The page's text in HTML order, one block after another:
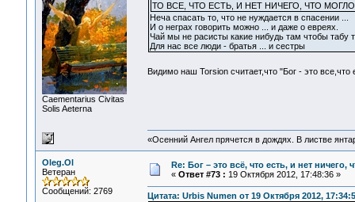
Сaementarius Civitas
Solis Aeterna
ТО ВСЕ, ЧТО ЕСТЬ, И НЕТ НИЧЕГО, ЧТО
Неча спасать то, что не нуждается в спасении ...
И о неграх говорить можно ... и даже о евреях.
Чай мы не расисты какие нибудь там чтобы табу
Для нас все люди - братья ... и сестры
Видимо наш Torsion считает,что "Бог - это
«Осенний Ангел прячется в дождях. В листве
Oleg.Ol
Ветеран
Сообщений: 2769
Re: Бог – это всё, что есть, и нет
« Ответ #73 : 19 Октября 2012, 17:48:36 »
Цитата: Urbis Numen от 19 Октября 2012,